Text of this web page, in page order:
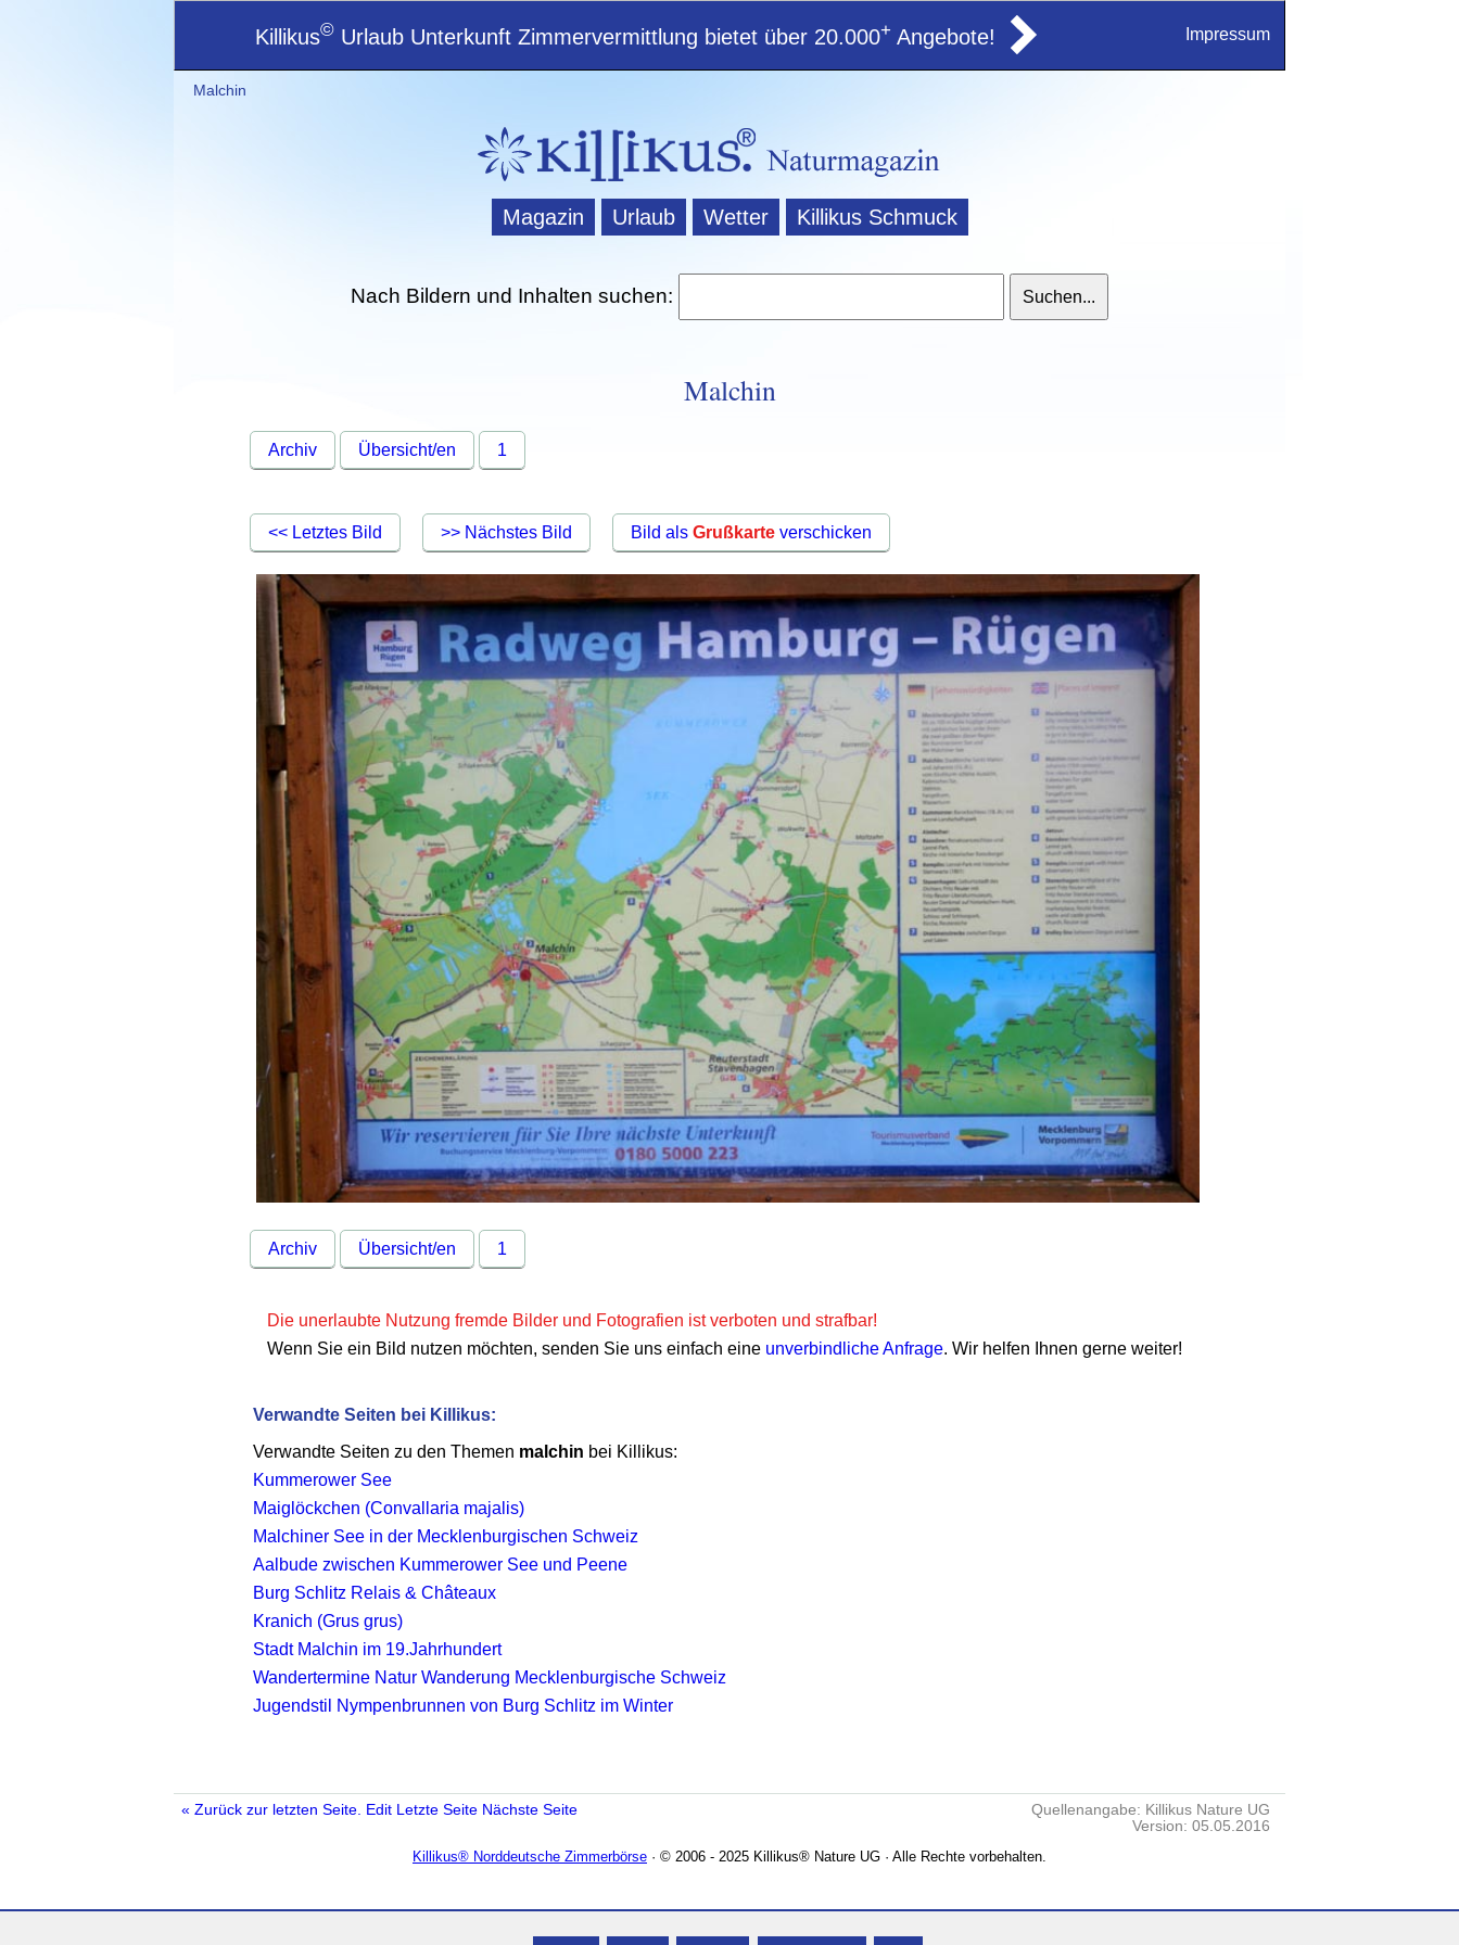
Killikus© Urlaub Unterkunft Zimmervermittlung bietet über 20.000+ Angebote! Impressum
Malchin
Magazin Urlaub Wetter Killikus Schmuck
Nach Bildern und Inhalten suchen:
Malchin
Archiv Übersicht/en 1
<< Letztes Bild >> Nächstes Bild Bild als Grußkarteverschicken
Archiv Übersicht/en 1
Die unerlaubte Nutzung fremde Bilder und Fotografien ist verboten und strafbar!
Wenn Sie ein Bild nutzen möchten, senden Sie uns einfach eine unverbindliche Anfrage. Wir helfen Ihnen gerne weiter!
Verwandte Seiten bei Killikus:
Verwandte Seiten zu den Themen malchin bei Killikus:
Kummerower See
Maiglöckchen (Convallaria majalis)
Malchiner See in der Mecklenburgischen Schweiz
Aalbude zwischen Kummerower See und Peene
Burg Schlitz Relais & Châteaux
Kranich (Grus grus)
Stadt Malchin im 19.Jahrhundert
Wandertermine Natur Wanderung Mecklenburgische Schweiz
Jugendstil Nympenbrunnen von Burg Schlitz im Winter
« Zurück zur letzten Seite. Edit Letzte Seite Nächste Seite
Quellenangabe: Killikus Nature UG
Version: 05.05.2016
Killikus® Norddeutsche Zimmerbörse · © 2006 - 2025 Killikus® Nature UG · Alle Rechte vorbehalten.